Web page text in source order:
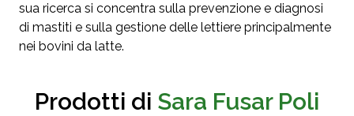
sua ricerca si concentra sulla prevenzione e diagnosi
di mastiti e sulla gestione delle lettiere principalmente
nei bovini da latte.
Prodotti di Sara Fusar Poli